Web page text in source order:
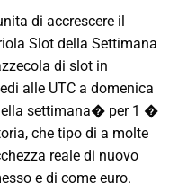
di accrescere il
Slot della Settimana
di slot in
alle UTC a domenica
settimana� per 1 �
che tipo di a molte
reale di nuovo
e di come euro.